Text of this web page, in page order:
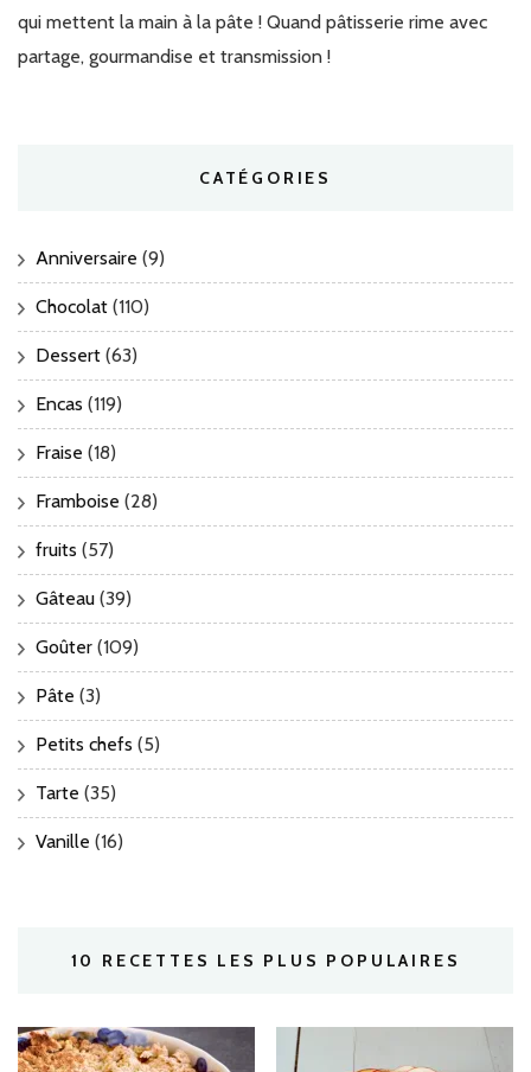
qui mettent la main à la pâte ! Quand pâtisserie rime avec
partage, gourmandise et transmission !
CATÉGORIES
Anniversaire (9)
Chocolat (110)
Dessert (63)
Encas (119)
Fraise (18)
Framboise (28)
fruits (57)
Gâteau (39)
Goûter (109)
Pâte (3)
Petits chefs (5)
Tarte (35)
Vanille (16)
10 RECETTES LES PLUS POPULAIRES